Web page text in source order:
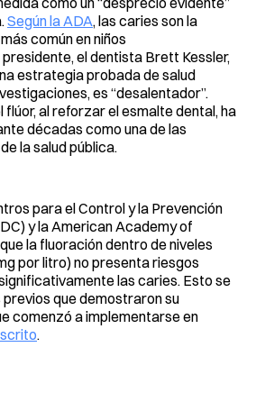
Según la ADA, las caries son la
común en niños
el dentista Brett Kessler,
estrategia probada de salud
es “desalentador”.
flúor, al reforzar el esmalte dental, ha
décadas como una de las
la salud pública.
para el Control y la Prevención
y la American Academy of
la fluoración dentro de niveles
por litro) no presenta riesgos
las caries. Esto se
que demostraron su
comenzó a implementarse en
.